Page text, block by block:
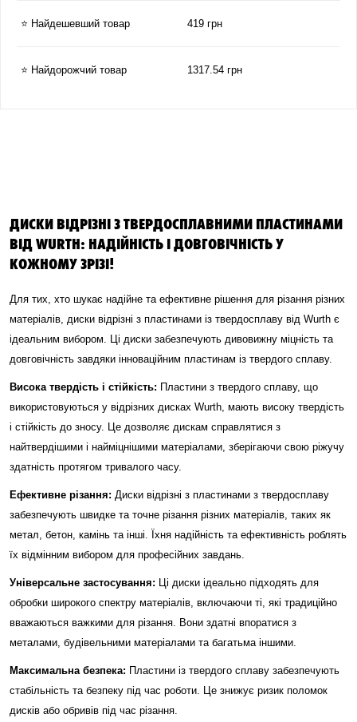
⭐ Найдешевший товар 419 грн
⭐ Найдорожчий товар 1317.54 грн
ДИСКИ ВІДРІЗНІ З ТВЕРДОСПЛАВНИМИ ПЛАСТИНАМИ
ВІД WURTH: НАДІЙНІСТЬ І ДОВГОВІЧНІСТЬ У
КОЖНОМУ ЗРІЗІ!
Для тих, хто шукає надійне та ефективне рішення для різання різних
матеріалів, диски відрізні з пластинами із твердосплаву від Wurth є
ідеальним вибором. Ці диски забезпечують дивовижну міцність та
довговічність завдяки інноваційним пластинам із твердого сплаву.
Висока твердість і стійкість: Пластини з твердого сплаву, що
використовуються у відрізних дисках Wurth, мають високу твердість
і стійкість до зносу. Це дозволяє дискам справлятися з
найтвердішими і найміцнішими матеріалами, зберігаючи свою ріжучу
здатність протягом тривалого часу.
Ефективне різання: Диски відрізні з пластинами з твердосплаву
забезпечують швидке та точне різання різних матеріалів, таких як
метал, бетон, камінь та інші. Їхня надійність та ефективність роблять
їх відмінним вибором для професійних завдань.
Універсальне застосування: Ці диски ідеально підходять для
обробки широкого спектру матеріалів, включаючи ті, які традиційно
вважаються важкими для різання. Вони здатні впоратися з
металами, будівельними матеріалами та багатьма іншими.
Максимальна безпека: Пластини із твердого сплаву забезпечують
стабільність та безпеку під час роботи. Це знижує ризик поломок
дисків або обривів під час різання.